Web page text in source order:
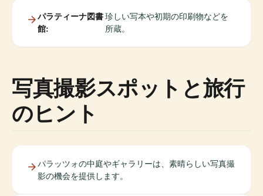
パラティーナ図書
館:
珍しい写本や初期の印刷物などを
所蔵。
写真撮影スポットと旅行
のヒント
パラッツォの中庭やギャラリーは、素晴らしい写真撮
影の機会を提供します。